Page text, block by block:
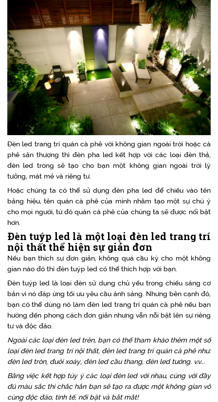
Đèn led trang trí quán cà phê với không gian ngoài trời hoặc cà
phê sân thượng thì đèn pha led kết hợp với các loại đèn thả,
đèn led trong sẽ tạo cho bạn một không gian ngoài trời lý
tưởng, mát mẻ và riêng tư.
Hoặc chúng ta có thể sử dụng đèn pha led để chiếu vào tên
bảng hiệu, tên quán cà phê của mình nhằm tạo một sự chú ý
cho mọi người, từ đó quán cà phê của chúng ta sẽ được nổi bật
hơn.
Đèn tuýp led là một loại đèn led trang trí
nội thất thể hiện sự giản đơn
Nếu bạn thích sự đơn giản, không quá cầu kỳ cho một không
gian nào đó thì đèn tuýp led có thể thích hợp với bạn.
Đèn tuýp led là loại đèn sử dụng chủ yếu trong chiếu sáng cơ
bản vì nó đáp ứng tối ưu yêu cầu ánh sáng. Nhưng bên cạnh đó,
bạn có thể dùng nó làm đèn led trang trí quán cà phê nếu bạn
hướng đến phong cách đơn giản nhưng vẫn nỗi bật lên sự riêng
tư và độc đáo.
Ngoài các loại đèn led trên, bạn có thể tham khảo thêm một số
loại đèn led trang trí nội thất, đèn led trang trí quán cà phê như:
đèn led tròn, đuôi xoáy, đèn led cầu thang, đèn led tường. v.v...
Bằng việc kết hợp túy ý các loại đèn led với nhau, cùng với đầy
đủ màu sắc thì chắc hẳn bạn sẽ tạo ra được một không gian vô
cùng độc đáo, tinh tế, nổi bật và bắt mắt!